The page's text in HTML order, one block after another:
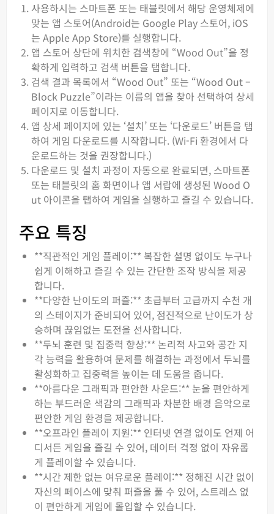
사용하시는 스마트폰 또는 태블릿에서 해당 운영체제에
맞는 앱 스토어(Android는 Google Play 스토어, iOS
는 Apple App Store)를 실행합니다.
앱 스토어 상단에 위치한 검색창에 “Wood Out”을 정
확하게 입력하고 검색 버튼을 탭합니다.
검색 결과 목록에서 “Wood Out” 또는 “Wood Out –
Block Puzzle”이라는 이름의 앱을 찾아 선택하여 상세
페이지로 이동합니다.
앱 상세 페이지에 있는 ‘설치’ 또는 ‘다운로드’ 버튼을 탭
하여 게임 다운로드를 시작합니다. (Wi-Fi 환경에서 다
운로드하는 것을 권장합니다.)
다운로드 및 설치 과정이 자동으로 완료되면, 스마트폰
또는 태블릿의 홈 화면이나 앱 서랍에 생성된 Wood O
ut 아이콘을 탭하여 게임을 실행하고 즐길 수 있습니다.
주요 특징
**직관적인 게임 플레이:** 복잡한 설명 없이도 누구나
쉽게 이해하고 즐길 수 있는 간단한 조작 방식을 제공
합니다.
**다양한 난이도의 퍼즐:** 초급부터 고급까지 수천 개
의 스테이지가 준비되어 있어, 점진적으로 난이도가 상
승하며 끊임없는 도전을 선사합니다.
**두뇌 훈련 및 집중력 향상:** 논리적 사고와 공간 지
각 능력을 활용하여 문제를 해결하는 과정에서 두뇌를
활성화하고 집중력을 높이는 데 도움을 줍니다.
**아름다운 그래픽과 편안한 사운드:** 눈을 편안하게
하는 부드러운 색감의 그래픽과 차분한 배경 음악으로
편안한 게임 환경을 제공합니다.
**오프라인 플레이 지원:** 인터넷 연결 없이도 언제 어
디서든 게임을 즐길 수 있어, 데이터 걱정 없이 자유롭
게 플레이할 수 있습니다.
**시간 제한 없는 여유로운 플레이:** 정해진 시간 없이
자신의 페이스에 맞춰 퍼즐을 풀 수 있어, 스트레스 없
이 편안하게 게임에 몰입할 수 있습니다.